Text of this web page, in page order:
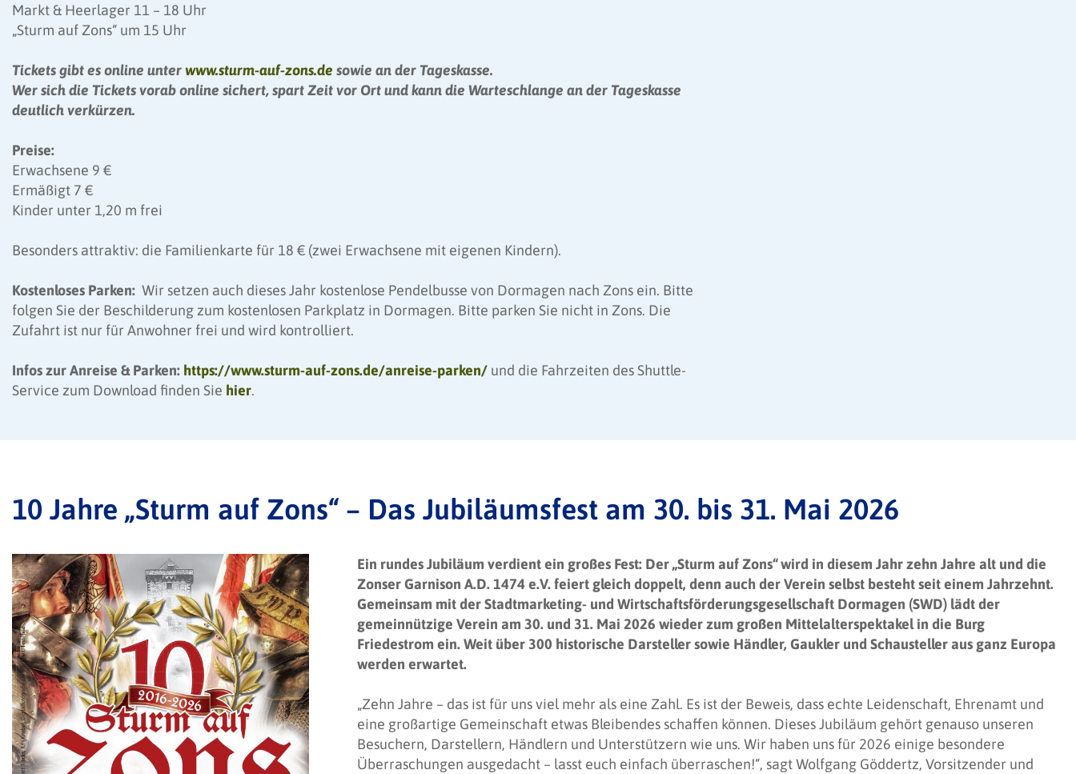
Markt & Heerlager 11 – 18 Uhr
„Sturm auf Zons“ um 15 Uhr
Tickets gibt es online unterwww.sturm-auf-zons.de sowie an der Tageskasse.
Wer sich die Tickets vorab online sichert, spart Zeit vor Ort und kann die Warteschlange an der Tageskasse
deutlich verkürzen.
Preise:
Erwachsene 9 €
Ermäßigt 7 €
Kinder unter 1,20 m frei
Besonders attraktiv: die Familienkarte für 18 € (zwei Erwachsene mit eigenen Kindern).
Kostenloses Parken: Wir setzen auch dieses Jahr kostenlose Pendelbusse von Dormagen nach Zons ein. Bitte
folgen Sie der Beschilderung zum kostenlosen Parkplatz in Dormagen. Bitte parken Sie nicht in Zons. Die
Zufahrt ist nur für Anwohner frei und wird kontrolliert.
Infos zur Anreise & Parken: https://www.sturm-auf-zons.de/anreise-parken/ und die Fahrzeiten des Shuttle-
Service zum Download finden Sie hier.
10 Jahre „Sturm auf Zons“ – Das Jubiläumsfest am 30. bis 31. Mai 2026
Ein rundes Jubiläum verdient ein großes Fest: Der „Sturm auf Zons“ wird in diesem Jahr zehn Jahre alt und die
Zonser Garnison A.D. 1474 e.V. feiert gleich doppelt, denn auch der Verein selbst besteht seit einem Jahrzehnt.
Gemeinsam mit der Stadtmarketing- und Wirtschaftsförderungsgesellschaft Dormagen (SWD) lädt der
gemeinnützige Verein am 30. und 31. Mai 2026 wieder zum großen Mittelalterspektakel in die Burg
Friedestrom ein. Weit über 300 historische Darsteller sowie Händler, Gaukler und Schausteller aus ganz Europa
werden erwartet.
„Zehn Jahre – das ist für uns viel mehr als eine Zahl. Es ist der Beweis, dass echte Leidenschaft, Ehrenamt und
eine großartige Gemeinschaft etwas Bleibendes schaffen können. Dieses Jubiläum gehört genauso unseren
Besuchern, Darstellern, Händlern und Unterstützern wie uns. Wir haben uns für 2026 einige besondere
Überraschungen ausgedacht – lasst euch einfach überraschen!“, sagt Wolfgang Göddertz, Vorsitzender und